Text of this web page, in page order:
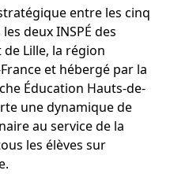
entre les cinq
deux INSPÉ des
de Lille, la région
et hébergé par la
Éducation Hauts-de-
une dynamique de
au service de la
les élèves sur